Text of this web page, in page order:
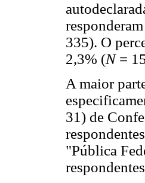
335). O
2,3% (N =
A maior
31) de
"Pública